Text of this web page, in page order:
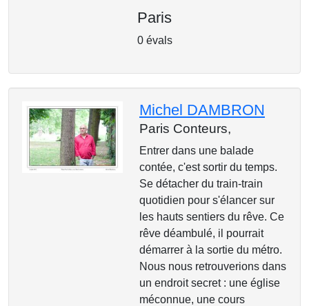
Paris
0 évals
Michel DAMBRON
Paris Conteurs,
Entrer dans une balade
contée, c'est sortir du temps.
Se détacher du train-train
quotidien pour s'élancer sur
les hauts sentiers du rêve. Ce
rêve déambulé, il pourrait
démarrer à la sortie du métro.
Nous nous retrouverions dans
un endroit secret : une église
méconnue, une cours